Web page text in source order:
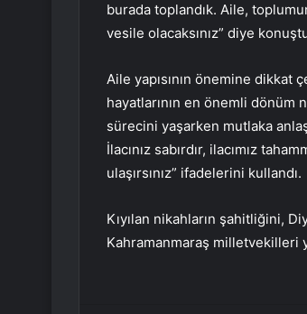
burada toplandık. Aile,
vesile olacaksınız” diye
Aile yapısının önemine
hayatlarının en önemli
sürecini yaşarken mutlaka
İlacınız sabırdır, ilacımız
ulaşırsınız” ifadelerini kullandı.
Kıyılan nikahların şahitliğini,
Kahramanmaraş milletvekilleri